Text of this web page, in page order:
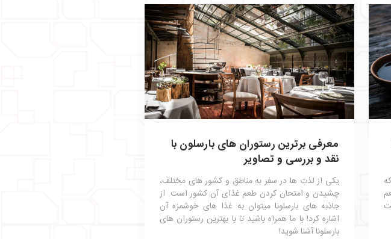
۱۹
معرفی برترین رستوران های بارسلون با
نقد و بررسی و تصاویر
یکی از لذت‌ ها در سفر به مناطق و کشور های مختلف،
چشیدن و امتحان کردن طعم غذای آن کشور است. از
جاذبه‌ های بارسلونا میتوان به غذا های خوشمزه آن
اشاره کرد! با ما همراه باشید تا با بهترین رستوران های
بارسلونا آشنا شوید!